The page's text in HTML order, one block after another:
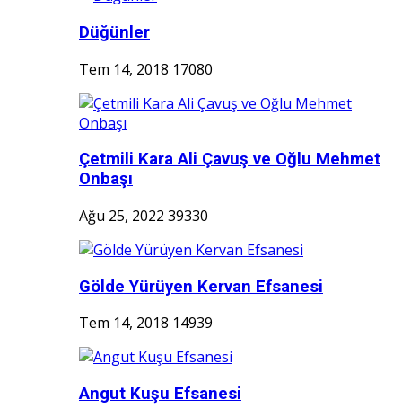
Düğünler
Tem 14, 2018 17080
Çetmili Kara Ali Çavuş ve Oğlu Mehmet
Onbaşı
Ağu 25, 2022 39330
Gölde Yürüyen Kervan Efsanesi
Tem 14, 2018 14939
Angut Kuşu Efsanesi